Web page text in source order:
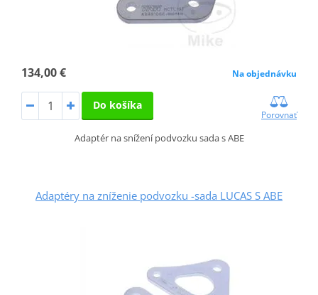
134,00 € Na objednávku
Do košíka
Porovnať
Adaptér na snížení podvozku sada s ABE
Adaptéry na zníženie podvozku -sada LUCAS S ABE